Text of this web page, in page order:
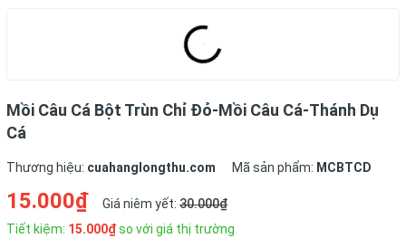
Mồi Câu Cá Bột Trùn Chỉ Đỏ-Mồi Câu Cá-Thánh Dụ
Cá
Thương hiệu: cuahanglongthu.com Mã sản phẩm: MCBTCD
15.000₫ Giá niêm yết: 30.000₫
Tiết kiệm: 15.000₫so với giá thị trường